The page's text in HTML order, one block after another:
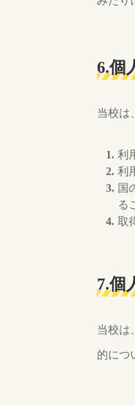
6.個
当校は
利
利
国
る
取
7.個
当校は
的につ